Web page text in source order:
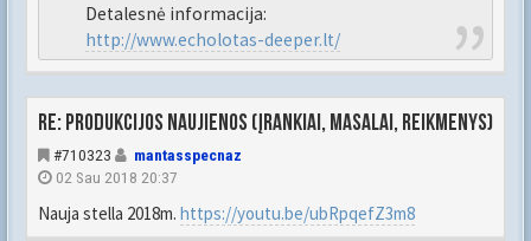
Detalesnė informacija:
http://www.echolotas-deeper.lt/
Re: Produkcijos naujienos (įrankiai, masalai, reikmenys)
#710323
mantasspecnaz
02 Sau 2018 20:37
Nauja stella 2018m. https://youtu.be/ubRpqefZ3m8